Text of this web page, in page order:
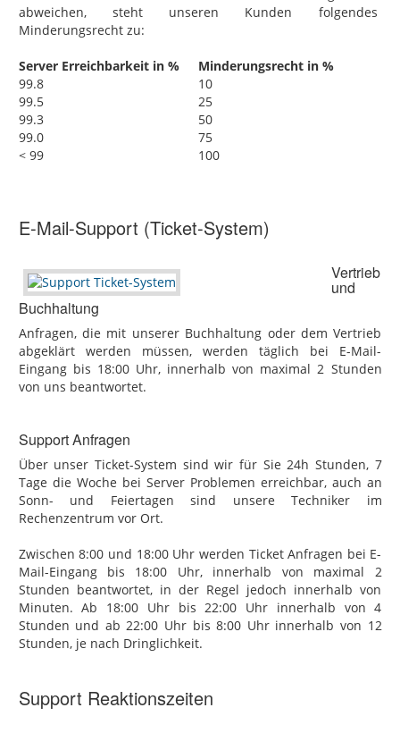
abweichen, steht unseren Kunden folgendes
Minderungsrecht zu:
Server Erreichbarkeit in %
Minderungsrecht in %
99.8
10
99.5
25
99.3
50
99.0
75
< 99
100
E-Mail-Support (Ticket-System)
Vertrieb
und
Buchhaltung
Anfragen, die mit unserer Buchhaltung oder dem Vertrieb
abgeklärt werden müssen, werden täglich bei E-Mail-
Eingang bis 18:00 Uhr, innerhalb von maximal 2 Stunden
von uns beantwortet.
Support Anfragen
Über unser Ticket-System sind wir für Sie 24h Stunden, 7
Tage die Woche bei Server Problemen erreichbar, auch an
Sonn- und Feiertagen sind unsere Techniker im
Rechenzentrum vor Ort.
Zwischen 8:00 und 18:00 Uhr werden Ticket Anfragen bei E-
Mail-Eingang bis 18:00 Uhr, innerhalb von maximal 2
Stunden beantwortet, in der Regel jedoch innerhalb von
Minuten. Ab 18:00 Uhr bis 22:00 Uhr innerhalb von 4
Stunden und ab 22:00 Uhr bis 8:00 Uhr innerhalb von 12
Stunden, je nach Dringlichkeit.
Support Reaktionszeiten